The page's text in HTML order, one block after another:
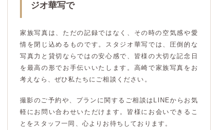
ジオ華写で
家族写真は、ただの記録ではなく、その時の空気感や愛
情を閉じ込めるものです。スタジオ華写では、圧倒的な
写真力と貸切ならではの安心感で、皆様の大切な記念日
を最高の形でお手伝いいたします。高崎で家族写真をお
考えなら、ぜひ私たちにご相談ください。
撮影のご予約や、プランに関するご相談はLINEからお気
軽にお問い合わせいただけます。皆様にお会いできるこ
とをスタッフ一同、心よりお待ちしております。